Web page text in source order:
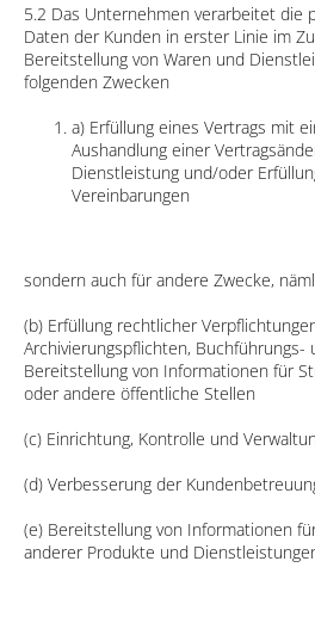
5.2 Das Unternehmen verarbeitet die
Daten der Kunden in erster Linie im
Bereitstellung von Waren und
folgenden Zwecken
a) Erfüllung eines Vertrags mit
Aushandlung einer
Dienstleistung und/oder
Vereinbarungen
sondern auch für andere Zwecke,
(b) Erfüllung rechtlicher
Archivierungspflichten, Buchführungs-
Bereitstellung von Informationen für
oder andere öffentliche Stellen
(c) Einrichtung, Kontrolle und
(d) Verbesserung der
(e) Bereitstellung von Informationen
anderer Produkte und